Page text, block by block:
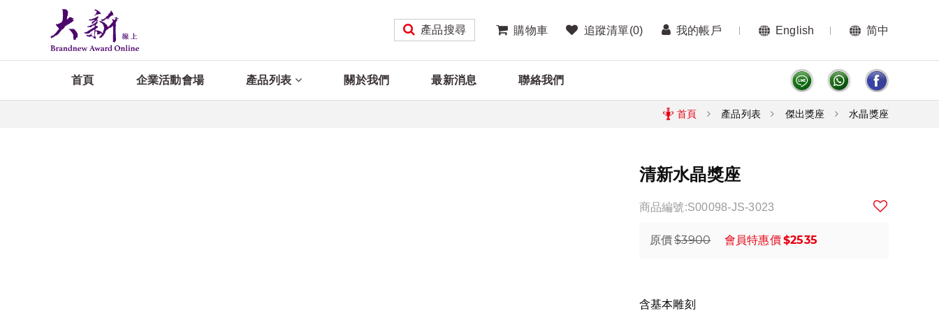
產品搜尋 購物車 追蹤清單(0) 我的帳戶 English 简中
首頁 企業活動會場 產品列表 關於我們 最新消息 聯絡我們
首頁 產品列表 傑出獎座 水晶獎座
清新水晶獎座
商品編號:S00098-JS-3023
原價$3900 會員特惠價$2535
含基本雕刻